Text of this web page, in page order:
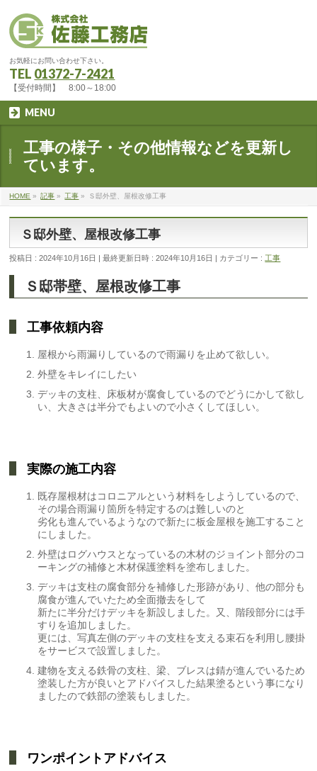
お気軽にお問い合わせ下さい。
TEL 01372-7-2421
【受付時間】 8:00～18:00
MENU
工事の様子・その他情報などを更新し
ています。
HOME » 記事 » 工事 » Ｓ邸外壁、屋根改修工事
Ｓ邸外壁、屋根改修工事
投稿日 : 2024年10月16日 最終更新日時 : 2024年10月16日 カテゴリー : 工事
Ｓ邸帯壁、屋根改修工事
工事依頼内容
屋根から雨漏りしているので雨漏りを止めて欲しい。
外壁をキレイにしたい
デッキの支柱、床板材が腐食しているのでどうにかして欲し
い、大きさは半分でもよいので小さくしてほしい。
実際の施工内容
既存屋根材はコロニアルという材料をしようしているので、
その場合雨漏り箇所を特定するのは難しいのと
劣化も進んでいるようなので新たに板金屋根を施工すること
にしました。
外壁はログハウスとなっているの木材のジョイント部分のコ
ーキングの補修と木材保護塗料を塗布しました。
デッキは支柱の腐食部分を補修した形跡があり、他の部分も
腐食が進んでいたため全面撤去をして
新たに半分だけデッキを新設しました。又、階段部分には手
すりを追加しました。
更には、写真左側のデッキの支柱を支える束石を利用し腰掛
をサービスで設置しました。
建物を支える鉄骨の支柱、梁、ブレスは錆が進んでいるため
塗装した方が良いとアドバイスした結果塗るという事になり
ましたので鉄部の塗装もしました。
ワンポイントアドバイス